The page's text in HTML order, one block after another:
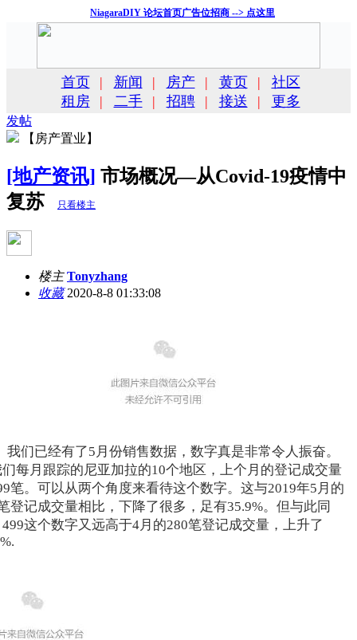
NiagaraDIY 论坛首页广告位招商 --> 点这里
首页 | 新闻 | 房产 | 黄页 |
社区
租房
| 二手 | 招聘 | 接送 | 更多
发帖
【房产置业】
[地产资讯] 市场概况—从Covid-19疫情中
复苏
只看楼主
楼主 Tonyzhang
收藏2020-8-8 01:33:08
​我们已经有了5月份销售数据，数字真是非常令人振奋。
每月跟踪的尼亚加拉的10个地区，上个月的登记成交量
笔。可以从两个角度来看待这个数字。这与2019年5月的
登记成交量相比，下降了很多，足有35.9%。但与此同
这个数字又远高于4月的280笔登记成交量，上升了